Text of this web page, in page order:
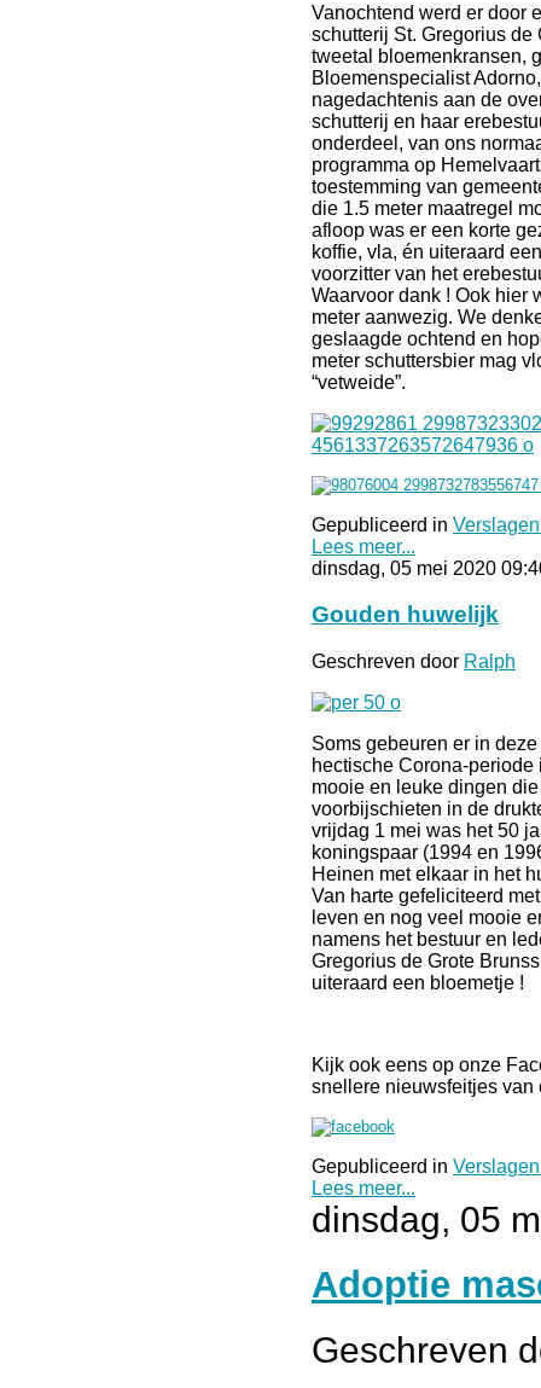
Vanochtend werd er door
schutterij St. Gregorius de
tweetal bloemenkransen,
Bloemenspecialist
nagedachtenis aan de
schutterij en haar
onderdeel, van ons
programma op
toestemming van
die 1.5 meter maatregel
afloop was er een korte
koffie, vla, én uiteraard
voorzitter van het
Waarvoor dank ! Ook hier
meter aanwezig. We
geslaagde ochtend en
meter schuttersbier mag
“vetweide”.
Gepubliceerd in
Lees meer...
dinsdag, 05 mei 2020
Gouden huwelijk
Geschreven door Ralph
Soms gebeuren er in
hectische Corona-
mooie en leuke dingen
voorbijschieten in de
vrijdag 1 mei was het 50
koningspaar (1994 en
Heinen met elkaar in het
Van harte gefeliciteerd
leven en nog veel mooie
namens het bestuur en
Gregorius de Grote
uiteraard een bloemetje !
Kijk ook eens op onze
snellere nieuwsfeitjes
Gepubliceerd in
Lees meer...
dinsdag, 05
Adoptie
Geschreven